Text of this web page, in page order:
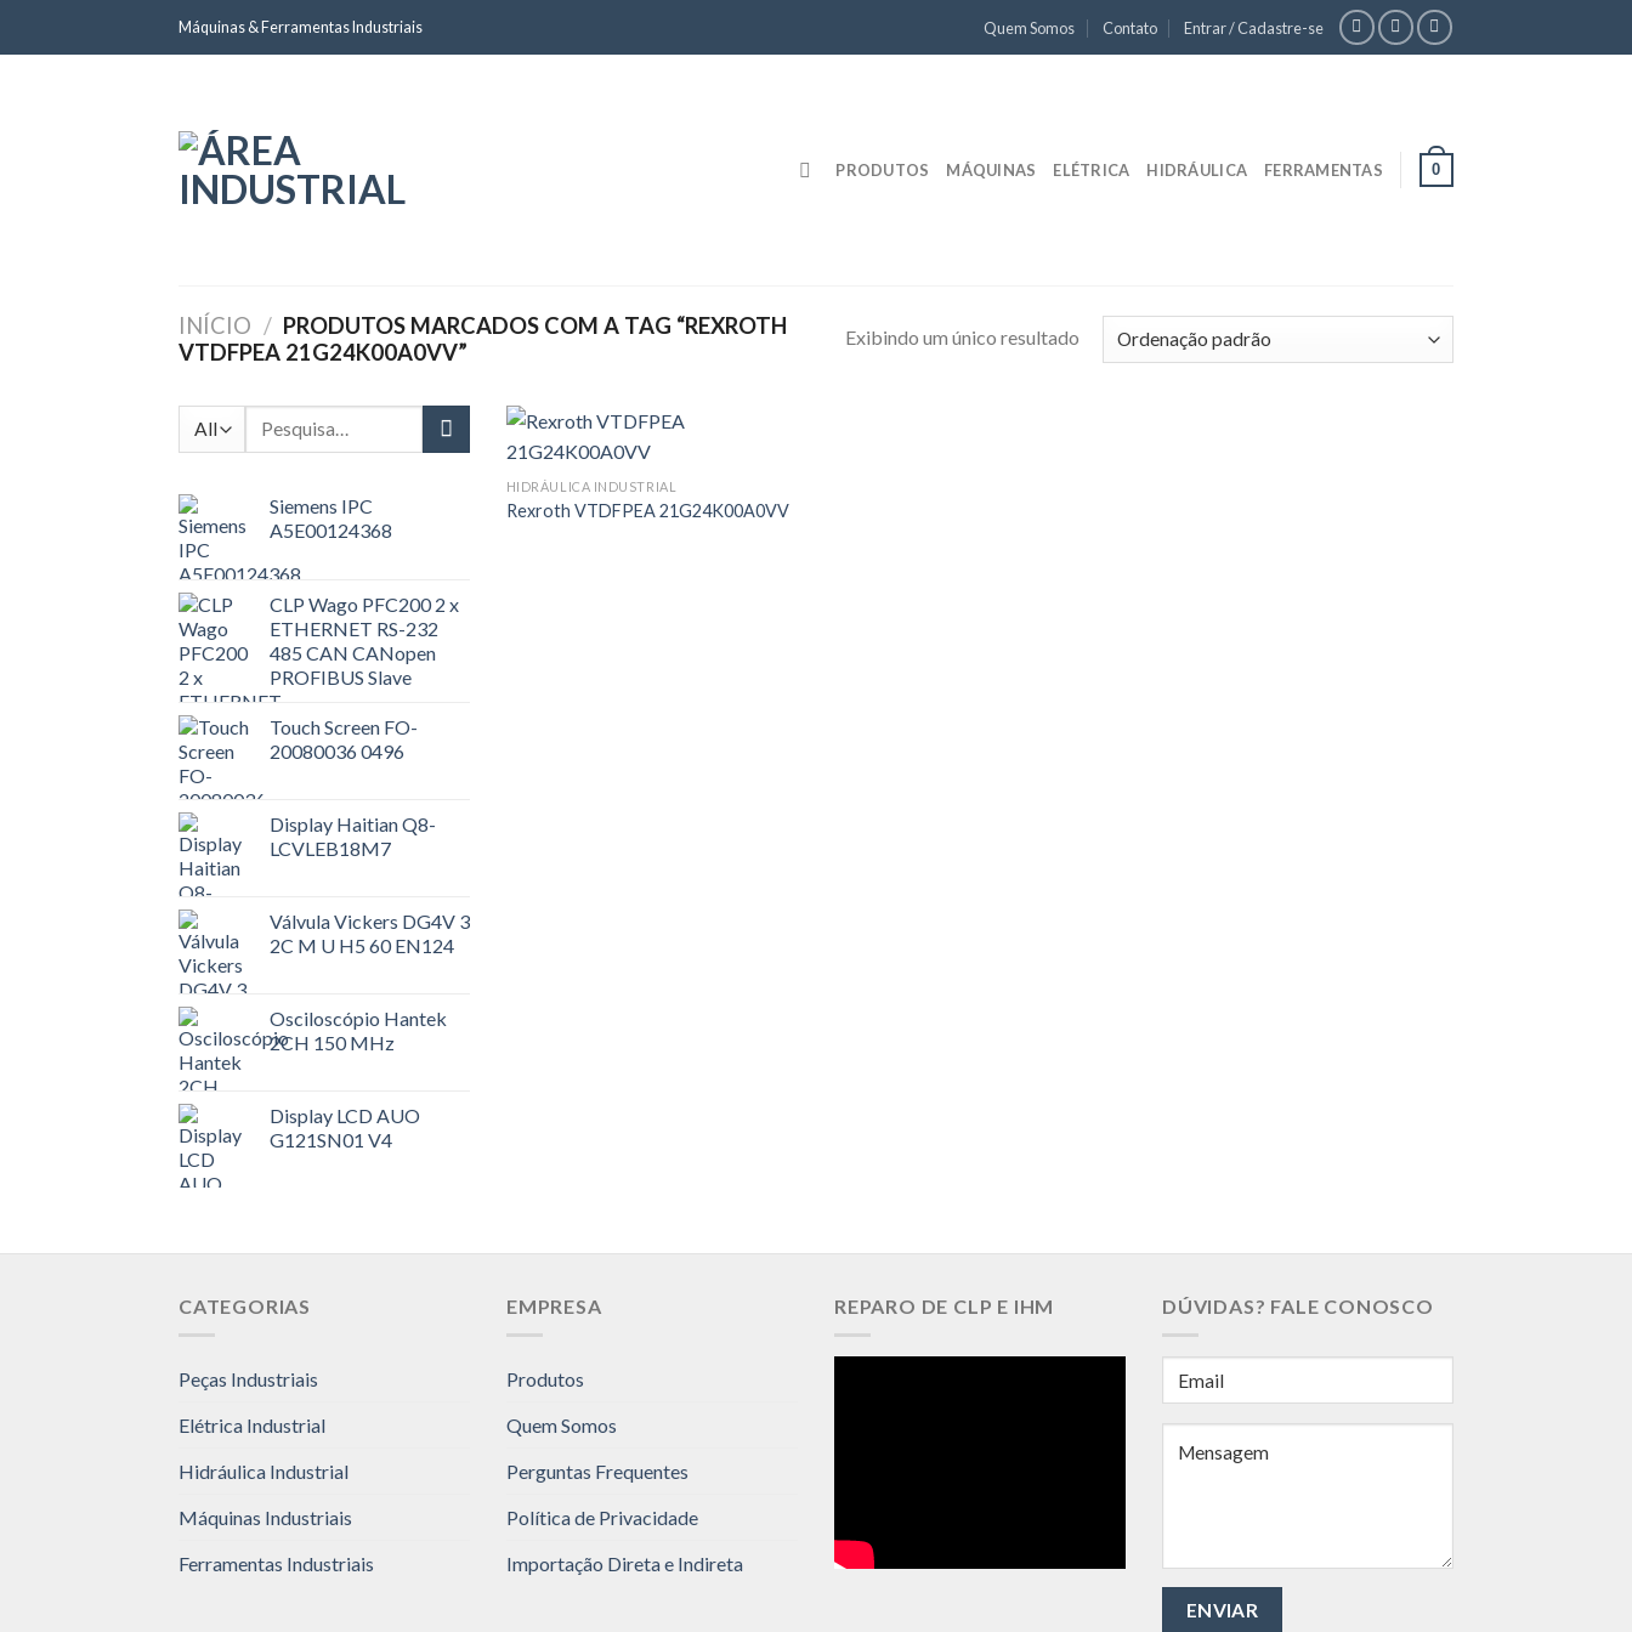
Máquinas & Ferramentas Industriais Quem Somos Contato Entrar / Cadastre-se
PRODUTOS MÁQUINAS ELÉTRICA HIDRÁULICA FERRAMENTAS 0
INÍCIO / PRODUTOS MARCADOS COM A TAG “REXROTH
VTDFPEA 21G24K00A0VV”
Exibindo um único resultado
Pesquisar
Siemens IPC
A5E00124368
CLP Wago PFC200 2 x
ETHERNET RS-232
485 CAN CANopen
PROFIBUS Slave
Touch Screen FO-
20080036 0496
Display Haitian Q8-
LCVLEB18M7
Válvula Vickers DG4V 3
2C M U H5 60 EN124
Osciloscópio Hantek
2CH 150 MHz
Display LCD AUO
G121SN01 V4
HIDRÁULICA INDUSTRIAL
Rexroth VTDFPEA 21G24K00A0VV
CATEGORIAS
Peças Industriais
Elétrica Industrial
Hidráulica Industrial
Máquinas Industriais
Ferramentas Industriais
EMPRESA
Produtos
Quem Somos
Perguntas Frequentes
Política de Privacidade
Importação Direta e Indireta
REPARO DE CLP E IHM DÚVIDAS? FALE CONOSCO